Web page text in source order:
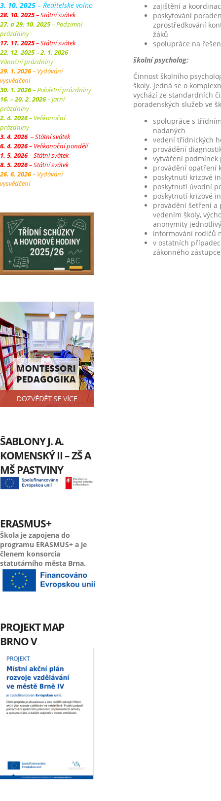
3. 10. 2025 – Ředitelské volno
28. 10. 2025– Státní svátek
27. a 29. 10. 2025– Podzimní
prázdniny
17. 11. 2025– Státní svátek
22. 12. 2025 – 2. 1. 2026–
Vánoční prázdniny
29. 1. 2026– Vydávání
vysvědčení
30. 1. 2026– Pololetní prázdniny
16. – 20. 2. 2026– Jarní
prázdniny
2. 4. 2026– Velikonoční
prázdniny
3. 4. 2026– Státní svátek
6. 4. 2026– Velikonoční pondělí
1. 5. 2026– Státní svátek
8. 5. 2026– Státní svátek
26. 6. 2026– Vydávání
vysvědčení
ŠABLONY J. A.
KOMENSKÝ II – ZŠ A
MŠ PASTVINY
ERASMUS+
Škola je zapojena do
programu ERASMUS+ a je
členem konsorcia
statutárního města Brna.
PROJEKT MAP
BRNO V
zajištění a
poskytování
zprostředkování
žáků
spolupráce na
školní psycholog:
Činnost školního
školy. Jedná se o
vychází ze standardních
poradenských služeb ve
spolupráce s
nadaných
vedení třídnických
provádění
vytváření podmínek
provádění opatření
poskytnutí krizové
poskytnutí úvodní
poskytnutí krizové
provádění šetření a
vedením školy,
anonymity
informování rodičů
v ostatních
zákonného zástupce